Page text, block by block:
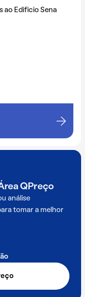
ao Edificio Sena
QPreço
análise
tomar a melhor